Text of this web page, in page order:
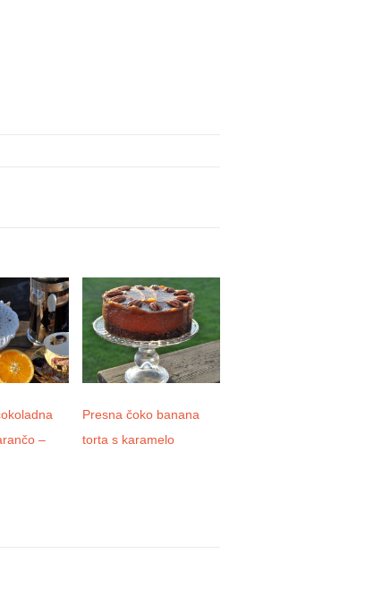
–
Presna čoko banana
torta s karamelo